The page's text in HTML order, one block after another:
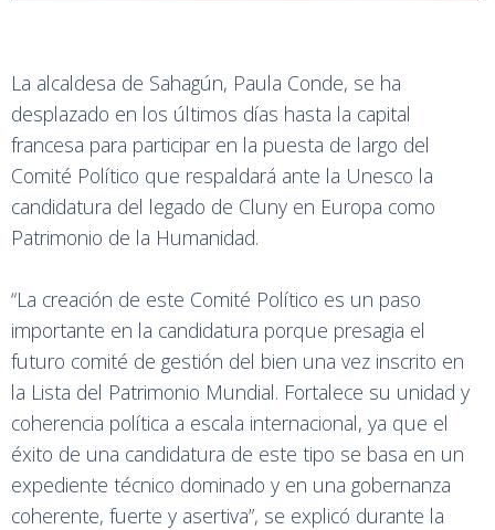
La alcaldesa de Sahagún, Paula Conde, se ha
desplazado en los últimos días hasta la capital
francesa para participar en la puesta de largo del
Comité Político que respaldará ante la Unesco la
candidatura del legado de Cluny en Europa como
Patrimonio de la Humanidad.
“La creación de este Comité Político es un paso
importante en la candidatura porque presagia el
futuro comité de gestión del bien una vez inscrito en
la Lista del Patrimonio Mundial. Fortalece su unidad y
coherencia política a escala internacional, ya que el
éxito de una candidatura de este tipo se basa en un
expediente técnico dominado y en una gobernanza
coherente, fuerte y asertiva”, se explicó durante la